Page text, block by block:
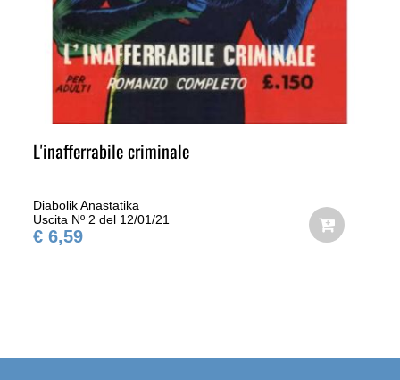
L'inafferrabile criminale
Diabolik Anastatika
Uscita Nº 2 del 12/01/21
€ 6,59